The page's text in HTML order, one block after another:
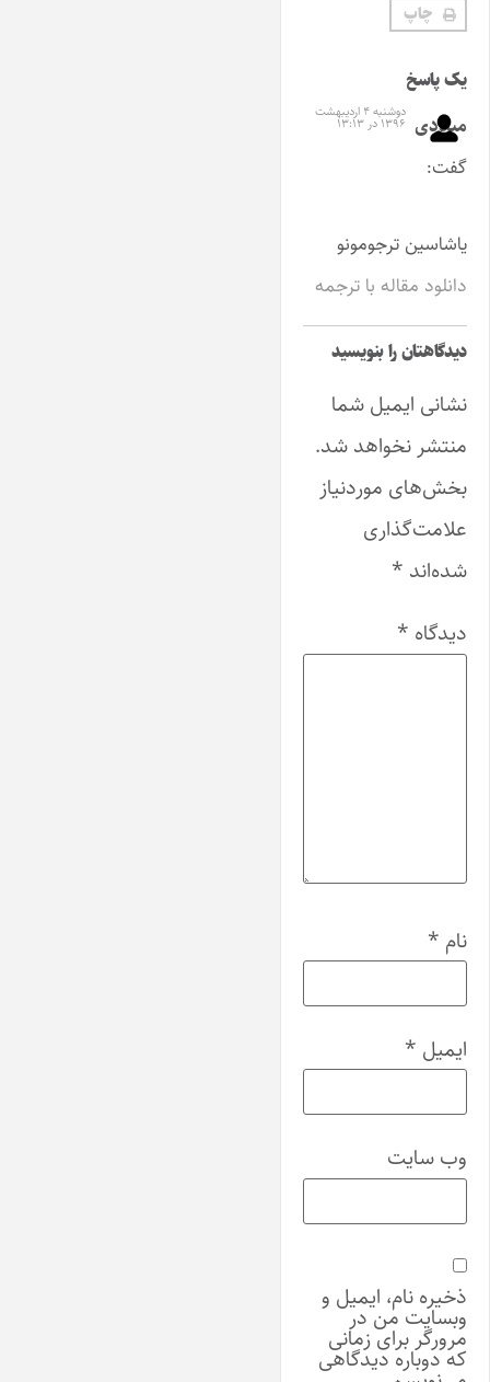
چاپ
یک پاسخ
میلادی
گفت:
دوشنبه ۴ اردیبهشت
۱۳۹۶ در ۱۳:۱۳
یاشاسین ترجومونو
دانلود مقاله با ترجمه
دیدگاهتان را بنویسید
نشانی ایمیل شما
منتشر نخواهد شد.
بخش‌های موردنیاز
علامت‌گذاری
شده‌اند *
دیدگاه *
نام *
ایمیل *
وب‌ سایت
ذخیره نام، ایمیل و
وبسایت من در
مرورگر برای زمانی
که دوباره دیدگاهی